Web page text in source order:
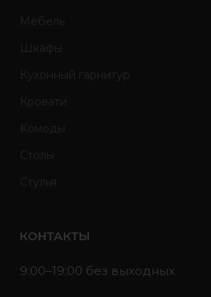
Мебель
Шкафы
Кухонный гарнитур
Кровати
Комоды
Столы
Стулья
КОНТАКТЫ
9:00–19:00 без выходных.